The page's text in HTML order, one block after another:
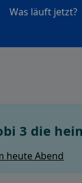
Was läuft jetzt?
3 die
heute Abend